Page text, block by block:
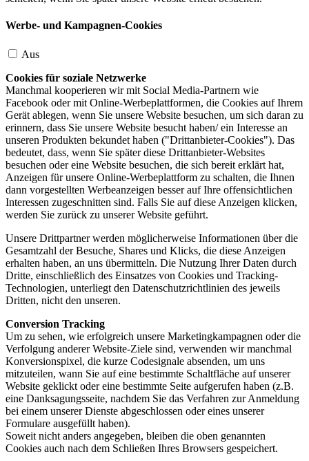
Werbe- und Kampagnen-Cookies
Aus
Cookies für soziale Netzwerke
Manchmal kooperieren wir mit Social Media-Partnern wie
Facebook oder mit Online-Werbeplattformen, die Cookies auf Ihrem
Gerät ablegen, wenn Sie unsere Website besuchen, um sich daran zu
erinnern, dass Sie unsere Website besucht haben/ ein Interesse an
unseren Produkten bekundet haben ("Drittanbieter-Cookies"). Das
bedeutet, dass, wenn Sie später diese Drittanbieter-Websites
besuchen oder eine Website besuchen, die sich bereit erklärt hat,
Anzeigen für unsere Online-Werbeplattform zu schalten, die Ihnen
dann vorgestellten Werbeanzeigen besser auf Ihre offensichtlichen
Interessen zugeschnitten sind. Falls Sie auf diese Anzeigen klicken,
werden Sie zurück zu unserer Website geführt.
Unsere Drittpartner werden möglicherweise Informationen über die
Gesamtzahl der Besuche, Shares und Klicks, die diese Anzeigen
erhalten haben, an uns übermitteln. Die Nutzung Ihrer Daten durch
Dritte, einschließlich des Einsatzes von Cookies und Tracking-
Technologien, unterliegt den Datenschutzrichtlinien des jeweils
Dritten, nicht den unseren.
Conversion Tracking
Um zu sehen, wie erfolgreich unsere Marketingkampagnen oder die
Verfolgung anderer Website-Ziele sind, verwenden wir manchmal
Konversionspixel, die kurze Codesignale absenden, um uns
mitzuteilen, wann Sie auf eine bestimmte Schaltfläche auf unserer
Website geklickt oder eine bestimmte Seite aufgerufen haben (z.B.
eine Danksagungsseite, nachdem Sie das Verfahren zur Anmeldung
bei einem unserer Dienste abgeschlossen oder eines unserer
Formulare ausgefüllt haben).
Soweit nicht anders angegeben, bleiben die oben genannten
Cookies auch nach dem Schließen Ihres Browsers gespeichert.